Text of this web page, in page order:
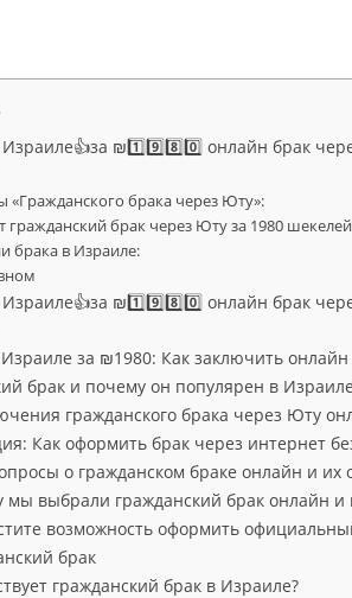
₪1️⃣9️⃣8️⃣0️⃣ онлайн брак
«Гражданского брака через Юту»:
брак через Юту за 1980
брака в Израиле:
₪1️⃣9️⃣8️⃣0️⃣ онлайн брак
за ₪1980: Как заключить
брак и почему он популярен в
гражданского брака через Юту
Как оформить брак через интернет
о гражданском браке онлайн и их
выбрали гражданский брак онлайн и
возможность оформить
брак
гражданский брак в Израиле?